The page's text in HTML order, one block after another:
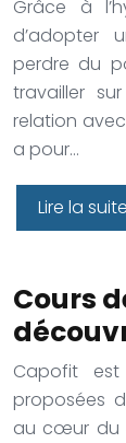
Grâce à
d’adopter
perdre du
travailler
relation
a pour…
Lire la suite
Cours
Capofit
proposées
au cœur du